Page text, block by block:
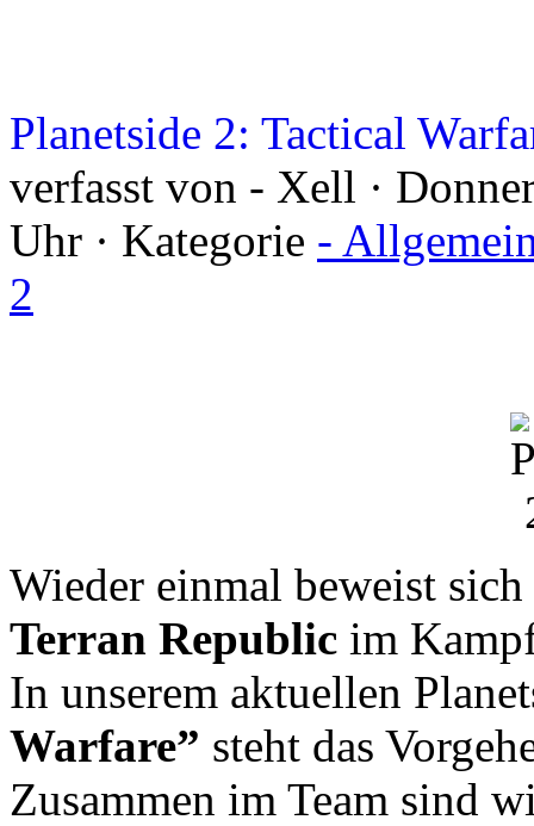
Planetside 2: Tactical
verfasst von - Xell ·
Uhr · Kategorie -
2
Wieder einmal beweist sich
Terran Republic im
In unserem aktuellen
Warfare” steht das
Zusammen im Team sind